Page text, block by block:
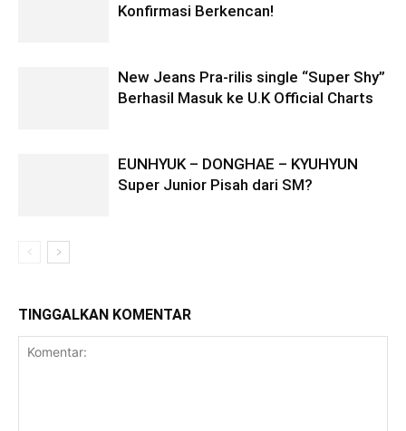
Konfirmasi Berkencan!
New Jeans Pra-rilis single “Super Shy”
Berhasil Masuk ke U.K Official Charts
EUNHYUK – DONGHAE – KYUHYUN
Super Junior Pisah dari SM?
TINGGALKAN KOMENTAR